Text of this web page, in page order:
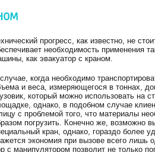
прогресс, как известно, не
необходимость применения
как эвакуатор с краном.
когда необходимо
и веса, измеряющегося в тоннах,
который можно использовать на
однако, в подобном случае
с проблемой того, что материалы
погрузить. Конечно же, возможно
кран, однако, гораздо более
экономия при вызове всего лишь
с манипулятором позволит не только